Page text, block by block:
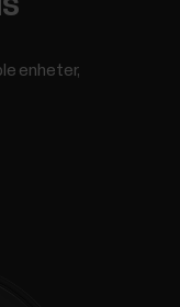
enheter,